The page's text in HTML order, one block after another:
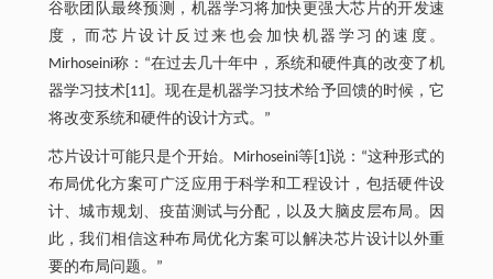
谷歌团队最终预测，机器学习将加快更强大芯片的开发速
度，而芯片设计反过来也会加快机器学习的速度。
Mirhoseini称：“在过去几十年中，系统和硬件真的改变了机
器学习技术[11]。现在是机器学习技术给予回馈的时候，它
将改变系统和硬件的设计方式。”
芯片设计可能只是个开始。Mirhoseini等[1]说：“这种形式的
布局优化方案可广泛应用于科学和工程设计，包括硬件设
计、城市规划、疫苗测试与分配，以及大脑皮层布局。因
此，我们相信这种布局优化方案可以解决芯片设计以外重
要的布局问题。”